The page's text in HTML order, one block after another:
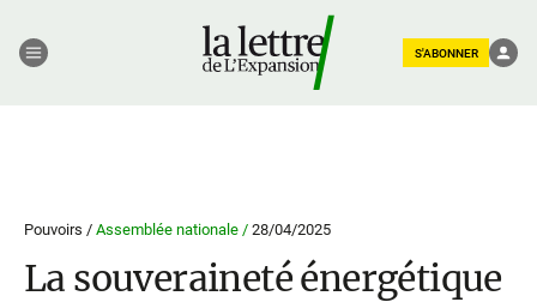
S'ABONNER
Pouvoirs / Assemblée nationale / 28/04/2025
La souveraineté énergétique